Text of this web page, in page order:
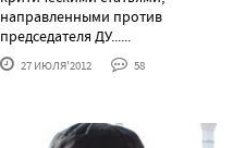
направленными против
председателя ДУ......
27 ИЮЛЯ'2012 58